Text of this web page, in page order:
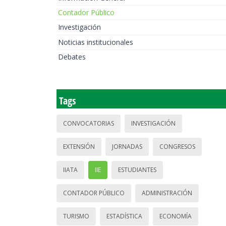
Contador Público
Investigación
Noticias institucionales
Debates
Tags
CONVOCATORIAS INVESTIGACIÓN
EXTENSIÓN JORNADAS CONGRESOS
IIATA IIE ESTUDIANTES
CONTADOR PÚBLICO ADMINISTRACIÓN
TURISMO ESTADÍSTICA ECONOMÍA